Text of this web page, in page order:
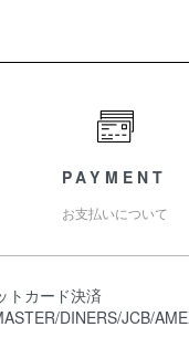
PAYMENT
お支払いについて
トカード決済
DINERS/JCB/